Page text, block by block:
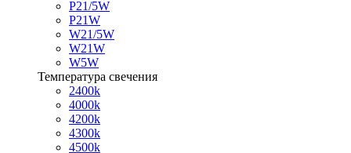
P21/5W
P21W
W21/5W
W21W
W5W
Температура свечения
2400k
4000k
4200k
4300k
4500k